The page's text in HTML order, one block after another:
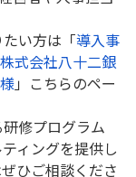
い方は「導入事
式会社八十二銀
」こちらのペー
修プログラム
ィングを提供し
ひご相談くださ